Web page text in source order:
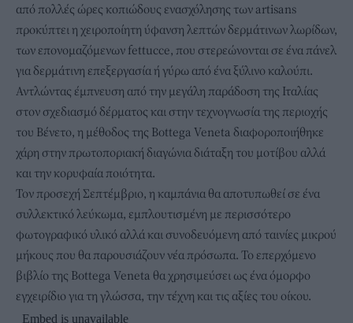
από πολλές ώρες κοπιώδους ενασχόλησης των artisans
προκύπτει η χειροποίητη ύφανση λεπτών δερμάτινων λωρίδων,
των επονομαζόμενων fettucce, που στερεώνονται σε ένα πάνελ
για δερμάτινη επεξεργασία ή γύρω από ένα ξύλινο καλούπι.
Αντλώντας έμπνευση από την μεγάλη παράδοση της Ιταλίας
στον σχεδιασμό δέρματος και στην τεχνογνωσία της περιοχής
του Βένετο, η μέθοδος της Bottega Veneta διαφοροποιήθηκε
χάρη στην πρωτοποριακή διαγώνια διάταξη του μοτίβου αλλά
και την κορυφαία ποιότητα.
Τον προσεχή Σεπτέμβριο, η καμπάνια θα αποτυπωθεί σε ένα
συλλεκτικό λεύκωμα, εμπλουτισμένη με περισσότερο
φωτογραφικό υλικό αλλά και συνοδευόμενη από ταινίες μικρού
μήκους που θα παρουσιάζουν νέα πρόσωπα. Το επερχόμενο
βιβλίο της Bottega Veneta θα χρησιμεύσει ως ένα όμορφο
εγχειρίδιο για τη γλώσσα, την τέχνη και τις αξίες του οίκου.